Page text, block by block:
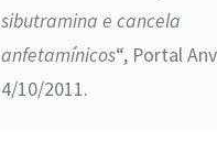
sibutramina e cancela
anfetamínicos“, Portal
4/10/2011.